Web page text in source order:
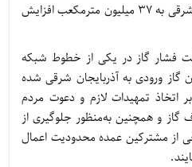
میزان گاز مصرفی در آذربایجان شرقی به 37 میلیون مترمکعب افزایش
فشار گاز در یکی از خطوط شبکه
ورودی به آذربایجان شرقی شده
اتخاذ تمهیدات لازم و دعوت مردم
و همچنین به‌منظور جلوگیری از
از مشترکین عمده محدودیت اعمال